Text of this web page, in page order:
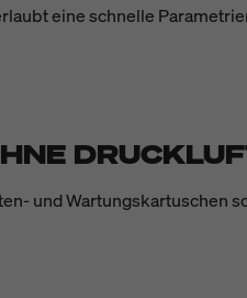
eine schnelle
und